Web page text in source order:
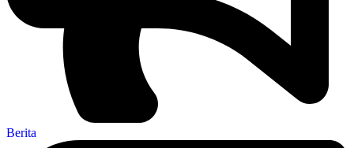
Berita